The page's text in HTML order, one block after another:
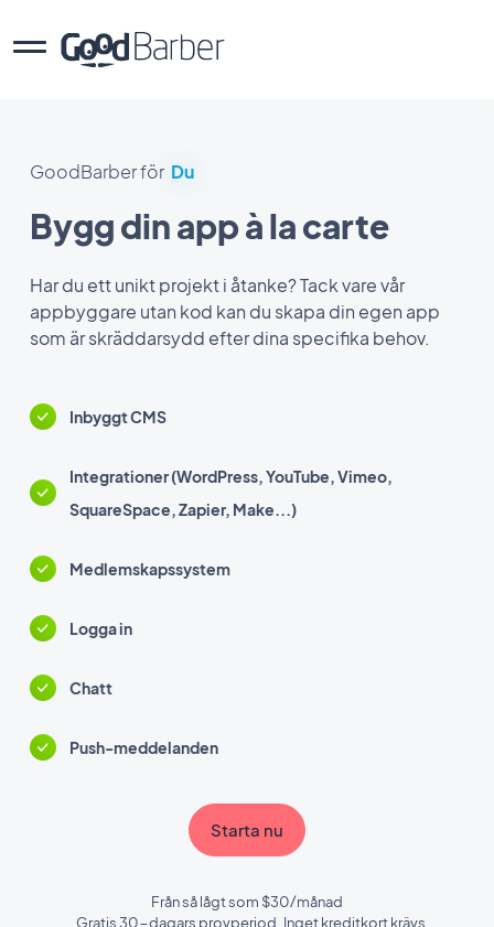
GoodBarber för Du
Bygg din app à la carte
Har du ett unikt projekt i åtanke? Tack vare vår
appbyggare utan kod kan du skapa din egen app
som är skräddarsydd efter dina specifika behov.
Inbyggt CMS
Integrationer (WordPress, YouTube, Vimeo,
SquareSpace, Zapier, Make...)
Medlemskapssystem
Logga in
Chatt
Push-meddelanden
Starta nu
Från så lågt som $30/månad
. Gratis 30-dagars provperiod. Inget kreditkort krävs